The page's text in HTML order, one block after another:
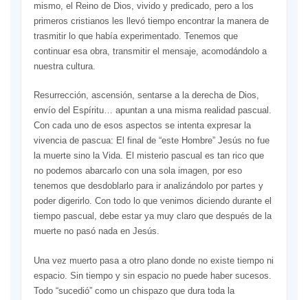
mismo, el Reino de Dios, vivido y predicado, pero a los
primeros cristianos les llevó tiempo encontrar la manera de
trasmitir lo que había experimentado. Tenemos que
continuar esa obra, transmitir el mensaje, acomodándolo a
nuestra cultura.
Resurrección, ascensión, sentarse a la derecha de Dios,
envío del Espíritu… apuntan a una misma realidad pascual.
Con cada uno de esos aspectos se intenta expresar la
vivencia de pascua: El final de “este Hombre” Jesús no fue
la muerte sino la Vida. El misterio pascual es tan rico que
no podemos abarcarlo con una sola imagen, por eso
tenemos que desdoblarlo para ir analizándolo por partes y
poder digerirlo. Con todo lo que venimos diciendo durante el
tiempo pascual, debe estar ya muy claro que después de la
muerte no pasó nada en Jesús.
Una vez muerto pasa a otro plano donde no existe tiempo ni
espacio. Sin tiempo y sin espacio no puede haber sucesos.
Todo “sucedió” como un chispazo que dura toda la